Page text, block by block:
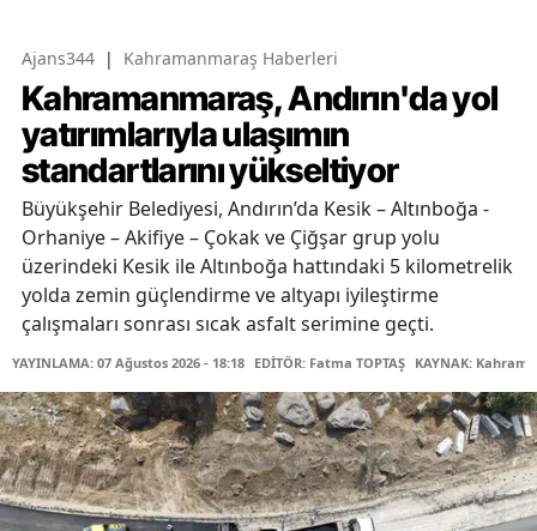
Ajans344 | Kahramanmaraş Haberleri
Kahramanmaraş, Andırın'da yol
yatırımlarıyla ulaşımın
standartlarını yükseltiyor
Büyükşehir Belediyesi, Andırın’da Kesik – Altınboğa -
Orhaniye – Akifiye – Çokak ve Çiğşar grup yolu
üzerindeki Kesik ile Altınboğa hattındaki 5 kilometrelik
yolda zemin güçlendirme ve altyapı iyileştirme
çalışmaları sonrası sıcak asfalt serimine geçti.
YAYINLAMA: 07 Ağustos 2026 - 18:18 EDİTÖR: Fatma TOPTAŞ KAYNAK: